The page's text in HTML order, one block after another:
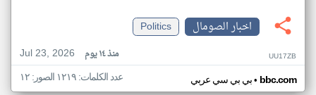
اخبار الصومال
Politics
Jul 23, 2026
منذ ١٤ يوم UU17ZB
بي بي سي عربي• bbc.com عدد الكلمات: ١٢١٩ الصور: ١٢